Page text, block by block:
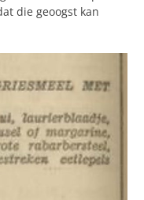
die geoogst kan